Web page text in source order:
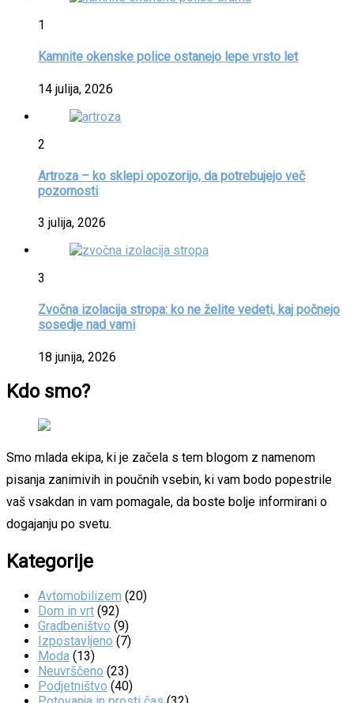
1
Kamnite okenske police ostanejo lepe vrsto let
14 julija, 2026
2
Artroza – ko sklepi opozorijo, da potrebujejo več
pozornosti
3 julija, 2026
3
Zvočna izolacija stropa: ko ne želite vedeti, kaj počnejo
sosedje nad vami
18 junija, 2026
Kdo smo?
Smo mlada ekipa, ki je začela s tem blogom z namenom
pisanja zanimivih in poučnih vsebin, ki vam bodo popestrile
vaš vsakdan in vam pomagale, da boste bolje informirani o
dogajanju po svetu.
Kategorije
Avtomobilizem (20)
Dom in vrt (92)
Gradbeništvo (9)
Izpostavljeno (7)
Moda (13)
Neuvrščeno (23)
Podjetništvo (40)